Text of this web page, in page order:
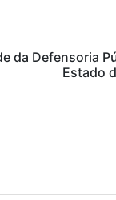
da Defensoria
Estado